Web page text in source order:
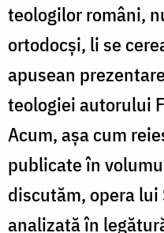
teologilor români,
ortodocși, li se
apusean
teologiei autorului
Acum, așa cum
publicate în
discutăm, opera
analizată în